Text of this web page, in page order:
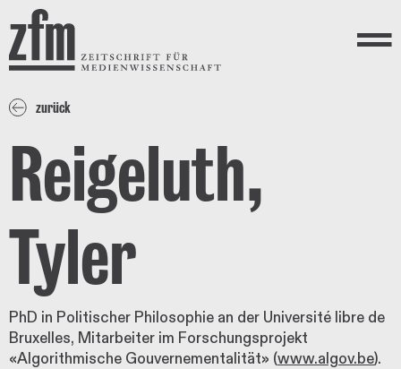
Direkt zum Inhalt
ZEITSCHRIFT FÜR
MEDIENWISSENSCHAFT
Menü
zurück
Reigeluth,
Tyler
PhD in Politischer Philosophie an der Université libre de
Bruxelles, Mitarbeiter im Forschungsprojekt
«Algorithmische Gouvernementalität» (www.algov.be).